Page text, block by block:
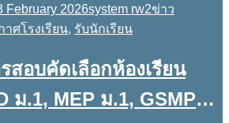
February 2026system rw2ข่าว
าศโรงเรียน, รับนักเรียน
สอบคัดเลือกห้องเรียน
ม.1, MEP ม.1, GSMP